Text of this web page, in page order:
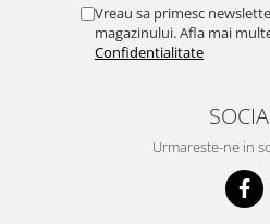
Vreau sa primesc
magazinului. Afla mai
Confidentialitate
Urmareste-ne in